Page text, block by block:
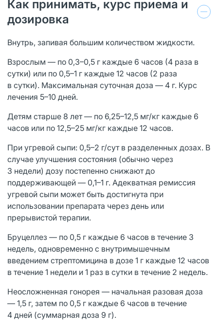
Как принимать, курс приема и
дозировка
Внутрь, запивая большим количеством жидкости.
Взрослым — по 0,3–0,5 г каждые 6 часов (4 раза в
сутки) или по 0,5–1 г каждые 12 часов (2 раза
в сутки). Максимальная суточная доза — 4 г. Курс
лечения 5–10 дней.
Детям старше 8 лет — по 6,25–12,5 мг/кг каждые 6
часов или по 12,5–25 мг/кг каждые 12 часов.
При угревой сыпи: 0,5–2 г/сут в разделенных дозах. В
случае улучшения состояния (обычно через
3 недели) дозу постепенно снижают до
поддерживающей — 0,1–1 г. Адекватная ремиссия
угревой сыпи может быть достигнута при
использовании препарата через день или
прерывистой терапии.
Бруцеллез — по 0,5 г каждые 6 часов в течение 3
недель, одновременно с внутримышечным
введением стрептомицина в дозе 1 г каждые 12 часов
в течение 1 недели и 1 раз в сутки в течение 2 недель.
Неосложненная гонорея — начальная разовая доза
— 1,5 г, затем по 0,5 г каждые 6 часов в течение
4 дней (суммарная доза 9 г).